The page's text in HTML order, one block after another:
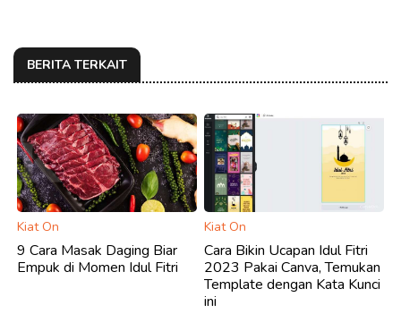
BERITA TERKAIT
Kiat On
9 Cara Masak Daging Biar
Empuk di Momen Idul Fitri
Kiat On
Cara Bikin Ucapan Idul Fitri
2023 Pakai Canva, Temukan
Template dengan Kata Kunci
ini